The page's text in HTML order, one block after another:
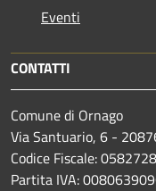
Eventi
CONTATTI
Comune di Ornago
Via Santuario, 6 -
Codice Fiscale:
Partita IVA: